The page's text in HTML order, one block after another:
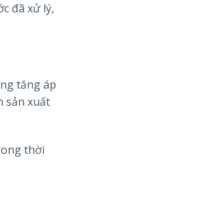
đã xử lý,
tăng áp
sản xuất
thời